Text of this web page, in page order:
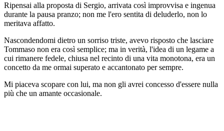
Ripensai alla proposta di Sergio, arrivata così improvvisa e ingenua
durante la pausa pranzo; non me l'ero sentita di deluderlo, non lo
meritava affatto.
Nascondendomi dietro un sorriso triste, avevo risposto che lasciare
Tommaso non era così semplice; ma in verità, l'idea di un legame a
cui rimanere fedele, chiusa nel recinto di una vita monotona, era un
concetto da me ormai superato e accantonato per sempre.
Mi piaceva scopare con lui, ma non gli avrei concesso d'essere nulla
più che un amante occasionale.